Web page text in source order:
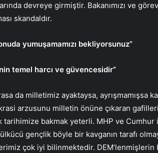
devreye girmiştir. Bakanımızı ve
skandaldır.
yumuşamamızı bekliyorsunuz”
temel harcı ve güvencesidir”
da milletimiz ayaktaysa, ayrışmamışsa
arzusunu milletin önüne çıkaran
tarihimize bakmak yeterli. MHP ve Cumhur
gençlik böyle bir kavganın tarafı
çok iyi bilinmektedir.